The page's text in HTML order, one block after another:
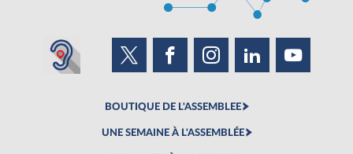
BOUTIQUE DE L'ASSEMBLEE
UNE SEMAINE À L'ASSEMBLÉE